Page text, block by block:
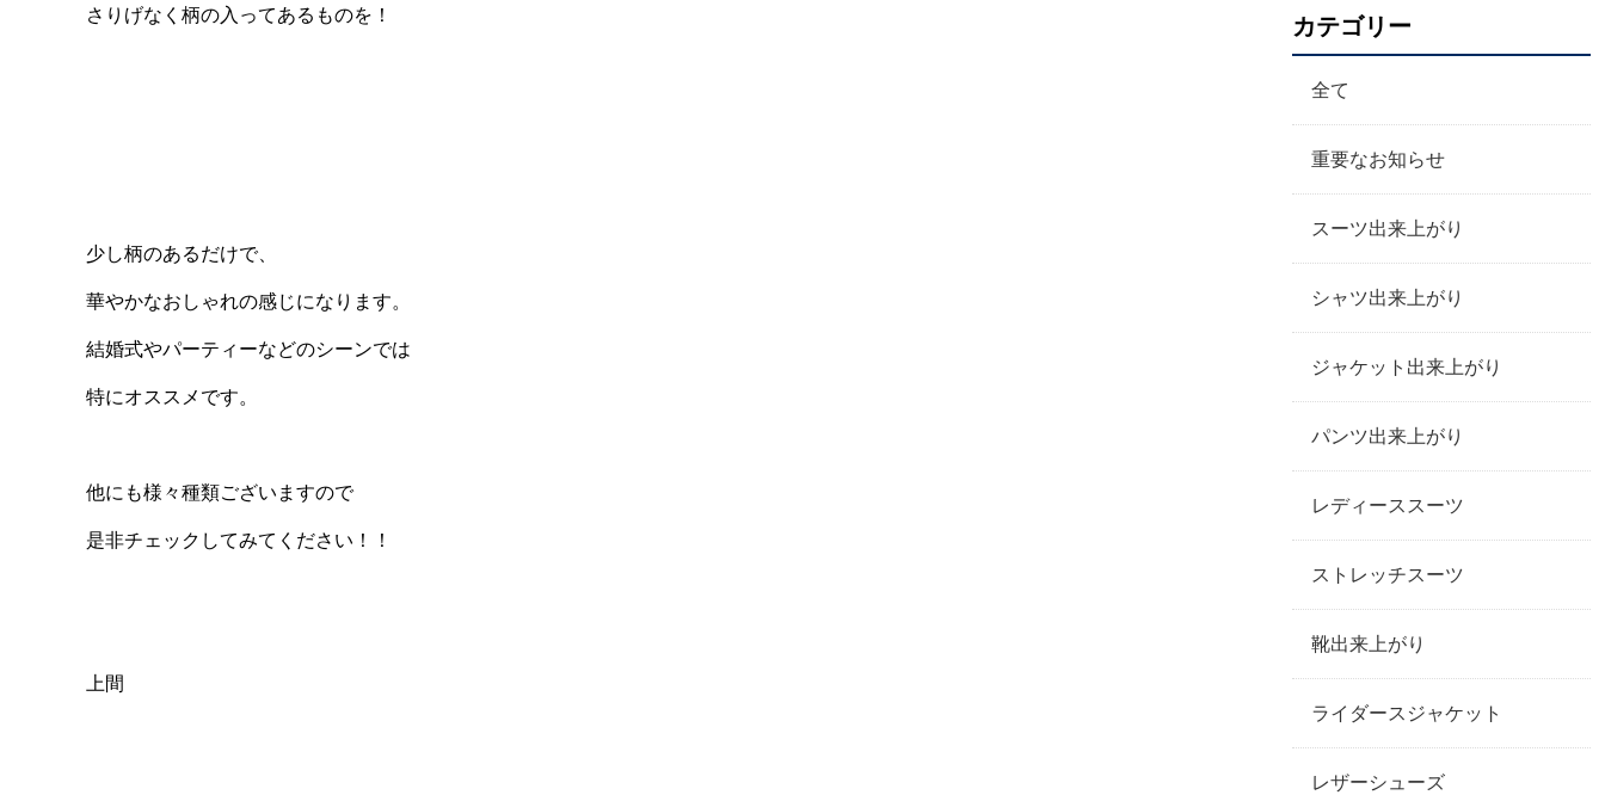
さりげなく柄の入ってあるものを！
少し柄のあるだけで、
華やかなおしゃれの感じになります。
結婚式やパーティーなどのシーンでは
特にオススメです。
他にも様々種類ございますので
是非チェックしてみてください！！
上間
カテゴリー
全て
重要なお知らせ
スーツ出来上がり
シャツ出来上がり
ジャケット出来上がり
パンツ出来上がり
レディーススーツ
ストレッチスーツ
靴出来上がり
ライダースジャケット
レザーシューズ